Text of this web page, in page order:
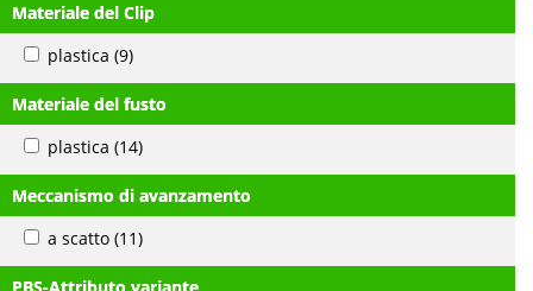
Materiale del Clip
plastica (9)
Materiale del fusto
plastica (14)
Meccanismo di avanzamento
a scatto (11)